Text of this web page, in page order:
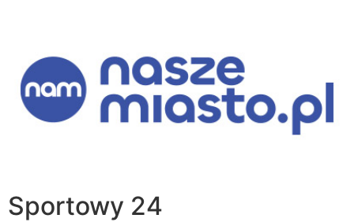
Sportowy 24